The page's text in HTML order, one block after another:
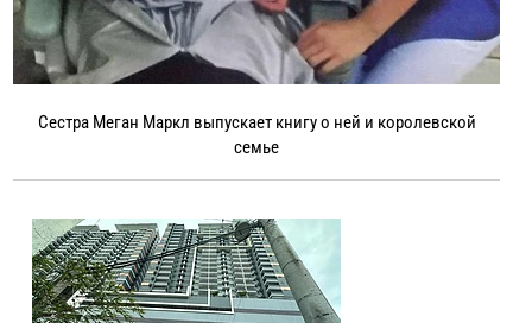
Сестра Меган Маркл выпускает книгу о ней и королевской
семье